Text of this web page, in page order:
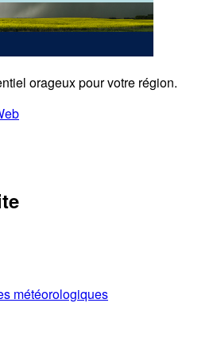
orageux pour votre région.
météorologiques